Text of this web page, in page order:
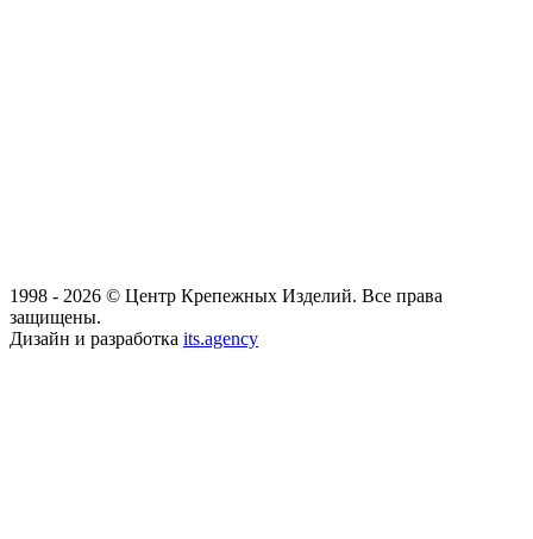
1998 - 2026 © Центр Крепежных Изделий. Все права
защищены.
Дизайн и разработка its.agency